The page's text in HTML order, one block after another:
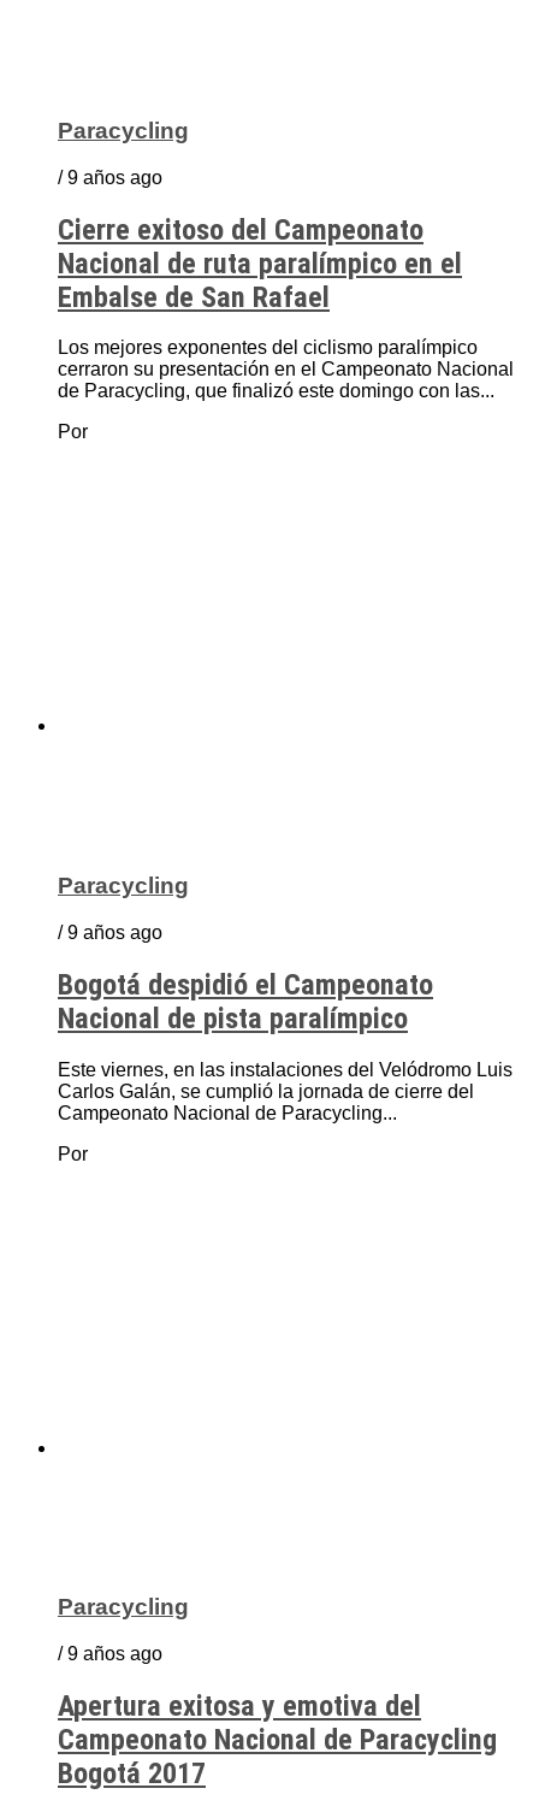
Paracycling
/ 9 años ago
Cierre exitoso del Campeonato
Nacional de ruta paralímpico en el
Embalse de San Rafael
Los mejores exponentes del ciclismo paralímpico
cerraron su presentación en el Campeonato Nacional
de Paracycling, que finalizó este domingo con las...
Por
Paracycling
/ 9 años ago
Bogotá despidió el Campeonato
Nacional de pista paralímpico
Este viernes, en las instalaciones del Velódromo Luis
Carlos Galán, se cumplió la jornada de cierre del
Campeonato Nacional de Paracycling...
Por
Paracycling
/ 9 años ago
Apertura exitosa y emotiva del
Campeonato Nacional de Paracycling
Bogotá 2017